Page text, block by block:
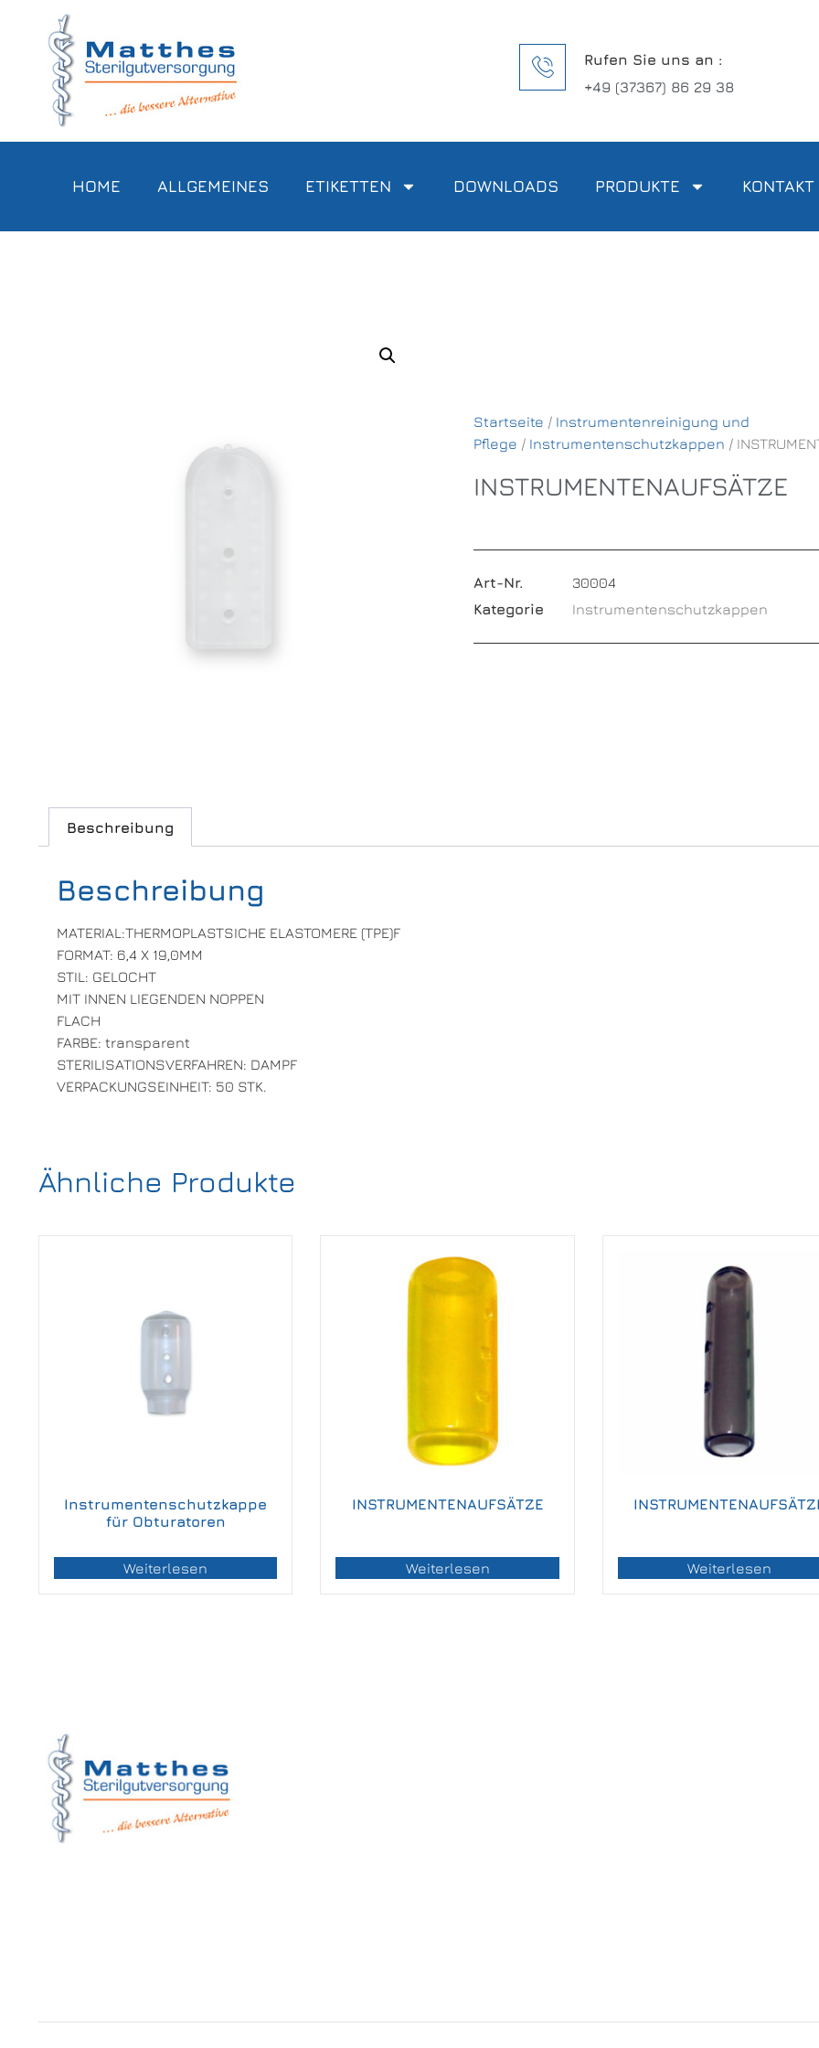
Rufen Sie uns an :
+49 (37367) 86 29 38
HOME ALLGEMEINES ETIKETTEN DOWNLOADS PRODUKTE KONTAKT
Startseite / Instrumentenreinigung und
Pflege / Instrumentenschutzkappen /
INSTRUMENTENAUFSÄTZE
Art-Nr.
30004
Kategorie
Instrumentenschutzkappen
Beschreibung
Beschreibung
MATERIAL:THERMOPLASTSICHE ELASTOMERE (TPE)F
FORMAT: 6,4 X 19,0MM
STIL: GELOCHT
MIT INNEN LIEGENDEN NOPPEN
FLACH
FARBE: transparent
STERILISATIONSVERFAHREN: DAMPF
VERPACKUNGSEINHEIT: 50 STK.
Ähnliche Produkte
Instrumentenschutzkappe
für Obturatoren
Weiterlesen
INSTRUMENTENAUFSÄTZE
Weiterlesen Weiterlesen